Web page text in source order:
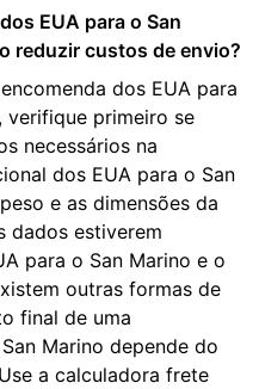
EUA para o San
reduzir custos de envio?
dos EUA para
verifique primeiro se
necessários na
dos EUA para o San
e as dimensões da
dados estiverem
para o San Marino e o
outras formas de
final de uma
Marino depende do
a calculadora frete